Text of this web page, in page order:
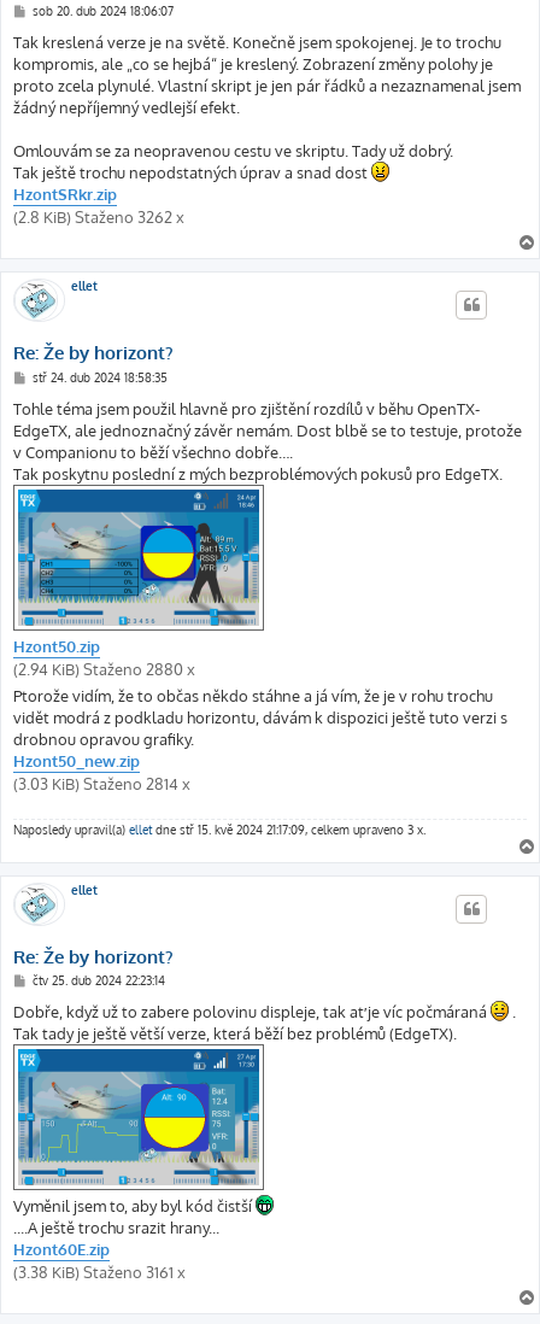
P
í
p
ě
e
sob 20. dub 2024 18:06:07
Tak kreslená verze je na světě. Konečně jsem spokojenej. Je to trochu
kompromis, ale „co se hejbá“ je kreslený. Zobrazení změny polohy je
proto zcela plynulé. Vlastní skript je jen pár řádků a nezaznamenal jsem
žádný nepříjemný vedlejší efekt.
Omlouvám se za neopravenou cestu ve skriptu. Tady už dobrý.
Tak ještě trochu nepodstatných úprav a snad dost
HzontSRkr.zip
(2.8 KiB) Staženo 3262 x
ellet
Re: Že by horizont?
P
í
s
p
ě
v
e
k
stř 24. dub 2024 18:58:35
Tohle téma jsem použil hlavně pro zjištění rozdílů v běhu OpenTX-
EdgeTX, ale jednoznačný závěr nemám. Dost blbě se to testuje, protože
v Companionu to běží všechno dobře….
Tak poskytnu poslední z mých bezproblémových pokusů pro EdgeTX.
Hzont50.zip
(2.94 KiB) Staženo 2880 x
Ptorože vidím, že to občas někdo stáhne a já vím, že je v rohu trochu
vidět modrá z podkladu horizontu, dávám k dispozici ještě tuto verzi s
drobnou opravou grafiky.
Hzont50_new.zip
(3.03 KiB) Staženo 2814 x
Naposledy upravil(a) elletdne stř 15. kvě 2024 21:17:09, celkem upraveno 3 x.
ellet
Re: Že by horizont?
P
í
p
ě
v
e
k
čtv 25. dub 2024 22:23:14
Dobře, když už to zabere polovinu displeje, tak ať je víc počmáraná
.
Tak tady je ještě větší verze, která běží bez problémů (EdgeTX).
Vyměnil jsem to, aby byl kód čistší
....A ještě trochu srazit hrany...
Hzont60E.zip
(3.38 KiB) Staženo 3161 x